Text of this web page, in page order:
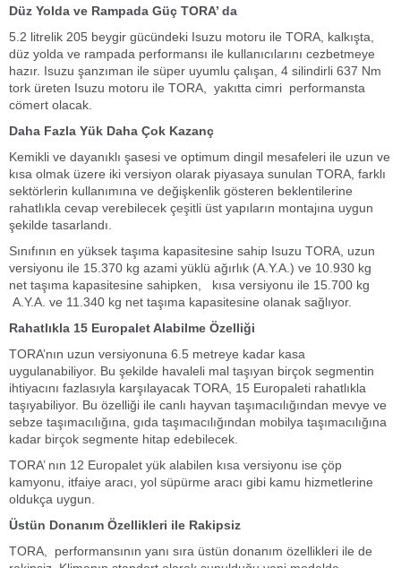
Düz Yolda ve Rampada Güç TORA’ da
5.2 litrelik 205 beygir gücündeki Isuzu motoru ile TORA, kalkışta,
düz yolda ve rampada performansı ile kullanıcılarını cezbetmeye
hazır. Isuzu şanzıman ile süper uyumlu çalışan, 4 silindirli 637 Nm
tork üreten Isuzu motoru ile TORA, yakıtta cimri performansta
cömert olacak.
Daha Fazla Yük Daha Çok Kazanç
Kemikli ve dayanıklı şasesi ve optimum dingil mesafeleri ile uzun ve
kısa olmak üzere iki versiyon olarak piyasaya sunulan TORA, farklı
sektörlerin kullanımına ve değişkenlik gösteren beklentilerine
rahatlıkla cevap verebilecek çeşitli üst yapıların montajına uygun
şekilde tasarlandı.
Sınıfının en yüksek taşıma kapasitesine sahip Isuzu TORA, uzun
versiyonu ile 15.370 kg azami yüklü ağırlık (A.Y.A.) ve 10.930 kg
net taşıma kapasitesine sahipken, kısa versiyonu ile 15.700 kg
A.Y.A. ve 11.340 kg net taşıma kapasitesine olanak sağlıyor.
Rahatlıkla 15 Europalet Alabilme Özelliği
TORA’nın uzun versiyonuna 6.5 metreye kadar kasa
uygulanabiliyor. Bu şekilde havaleli mal taşıyan birçok segmentin
ihtiyacını fazlasıyla karşılayacak TORA, 15 Europaleti rahatlıkla
taşıyabiliyor. Bu özelliği ile canlı hayvan taşımacılığından mevye ve
sebze taşımacılığına, gıda taşımacılığından mobilya taşımacılığına
kadar birçok segmente hitap edebilecek.
TORA’ nın 12 Europalet yük alabilen kısa versiyonu ise çöp
kamyonu, itfaiye aracı, yol süpürme aracı gibi kamu hizmetlerine
oldukça uygun.
Üstün Donanım Özellikleri ile Rakipsiz
TORA, performansının yanı sıra üstün donanım özellikleri ile de